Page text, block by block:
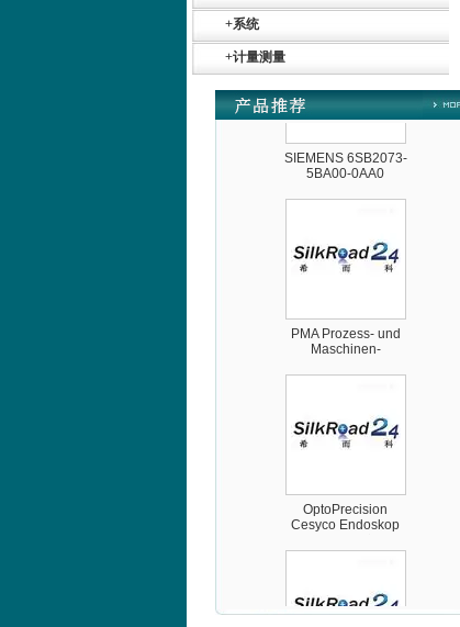
+系统
+计量测量
SIEMENS 6SB2073-
5BA00-0AA0
Maschinen-
Automation GmbH
Cesyco Endoskop
HTO 38 内窥镜